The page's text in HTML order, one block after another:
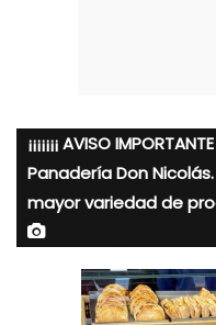
¡¡¡¡¡¡¡ AVISO
Panadería Don
mayor variedad de